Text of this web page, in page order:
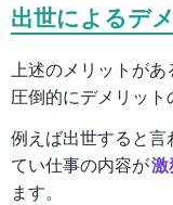
出世によるデ
上述のメリットが
圧倒的にデメリット
例えば出世すると
てい仕事の内容が激
ます。